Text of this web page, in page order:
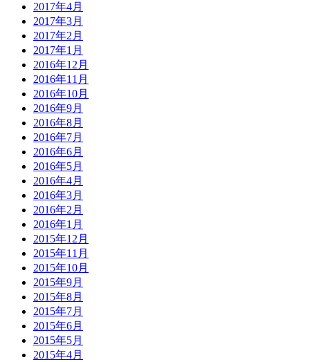
2017年4月
2017年3月
2017年2月
2017年1月
2016年12月
2016年11月
2016年10月
2016年9月
2016年8月
2016年7月
2016年6月
2016年5月
2016年4月
2016年3月
2016年2月
2016年1月
2015年12月
2015年11月
2015年10月
2015年9月
2015年8月
2015年7月
2015年6月
2015年5月
2015年4月